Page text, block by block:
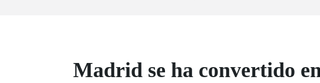
Madrid se ha convertido